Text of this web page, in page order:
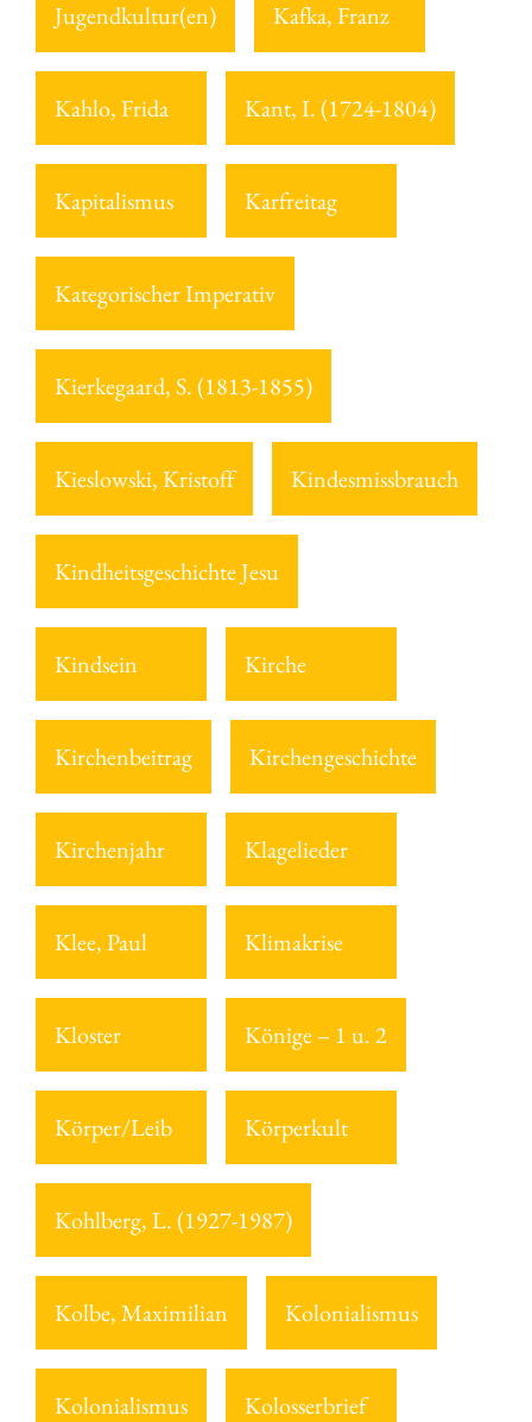
Jugendkultur(en) Kafka, Franz
Kahlo, Frida Kant, I. (1724-1804)
Kapitalismus Karfreitag
Kategorischer Imperativ
Kierkegaard, S. (1813-1855)
Kieslowski, Kristoff Kindesmissbrauch
Kindheitsgeschichte Jesu
Kindsein Kirche
Kirchenbeitrag Kirchengeschichte
Kirchenjahr Klagelieder
Klee, Paul Klimakrise
Kloster Könige – 1 u. 2
Körper/Leib Körperkult
Kohlberg, L. (1927-1987)
Kolbe, Maximilian Kolonialismus
Kolonialismus Kolosserbrief